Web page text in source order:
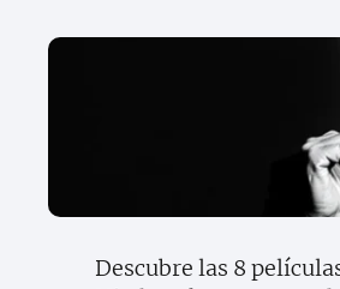
Descubre las 8